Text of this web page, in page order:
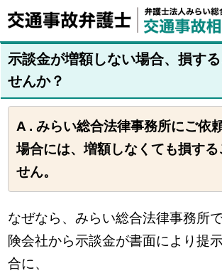
示談金が増額しない場合、損す
せんか？
A . みらい総合法律事務所にご依
場合には、増額しなくても損する
せん。
なぜなら、みらい総合法律事務所
険会社から示談金が書面により提
合に、